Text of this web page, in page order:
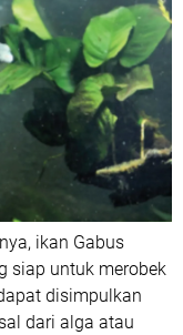
ikan Gabus
siap untuk merobek
disimpulkan
dari alga atau